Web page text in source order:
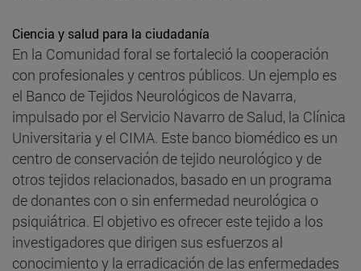
Ciencia y salud para la ciudadanía
En la Comunidad foral se fortaleció la cooperación
con profesionales y centros públicos. Un ejemplo es
el Banco de Tejidos Neurológicos de Navarra,
impulsado por el Servicio Navarro de Salud, la Clínica
Universitaria y el CIMA. Este banco biomédico es un
centro de conservación de tejido neurológico y de
otros tejidos relacionados, basado en un programa
de donantes con o sin enfermedad neurológica o
psiquiátrica. El objetivo es ofrecer este tejido a los
investigadores que dirigen sus esfuerzos al
conocimiento y la erradicación de las enfermedades